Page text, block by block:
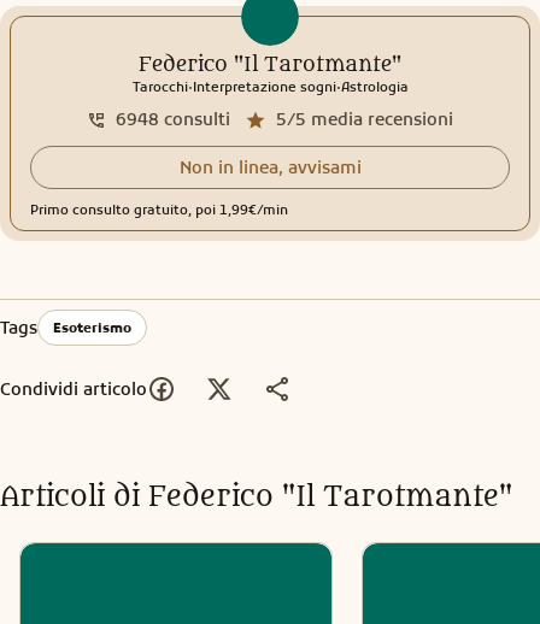
Federico "Il Tarotmante"
Tarocchi.Interpretazione sogni.Astrologia
5/5 media recensioni
6948 consulti
Non in linea, avvisami
Primo consulto gratuito, poi 1,99€/min
Tags Esoterismo
Condividi articolo
Articoli di Federico "Il Tarotmante"